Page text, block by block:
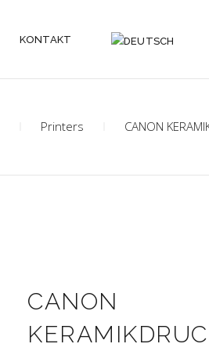
KONTAKT
Printers CANON
CANON